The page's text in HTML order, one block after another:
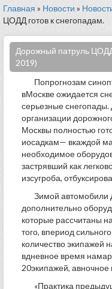
Главная » Новости »
ЦОДД готов к снегопадам.
Дорожный патруль
2019)
Попрогнозам
вМоскве ожидается
серьезные
организации
Москвы полностью
иосадкам— вкаждой
необходимое
застрявший как
изсугроба,
Зимой автомобили
дополнительно
которые рассчитаны
того, впериод
количество экипажей
вдневное время
20экипажей,
«Практика